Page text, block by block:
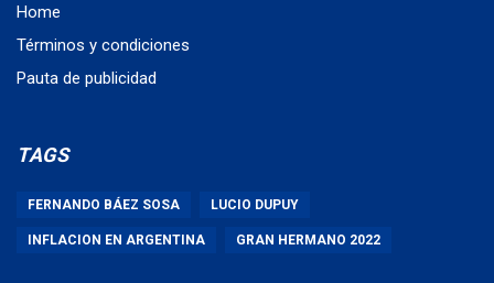
Home
Términos y condiciones
Pauta de publicidad
TAGS
FERNANDO BÁEZ SOSA LUCIO DUPUY
INFLACION EN ARGENTINA GRAN HERMANO 2022